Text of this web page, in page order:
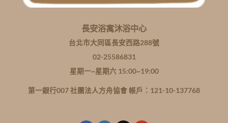
長安浴寓沐浴中心
台北市大同區長安西路288號
02-25586831
星期一~星期六 15:00~19:00
第一銀行007 社團法人方舟協會 帳戶：121-10-137768